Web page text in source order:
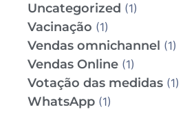
Uncategorized (1)
Vacinação (1)
Vendas omnichannel (1)
Vendas Online (1)
Votação das medidas (1)
WhatsApp (1)